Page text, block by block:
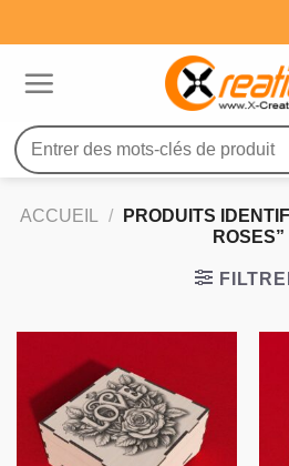
au
Recherche
pour :
ACCUEIL /
PRODUITS
ROSES”